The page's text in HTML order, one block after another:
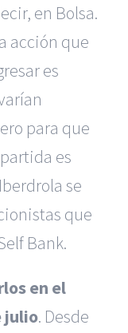
en Bolsa.
acción que
es
para que
es
se
que
Bank.
en el
julio. Desde